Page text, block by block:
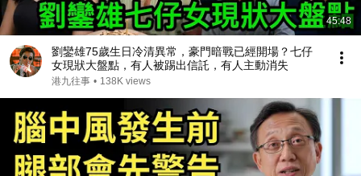
45:48
劉鑾雄75歲生日冷清異常，豪門暗戰已經開場？七仔
女現狀大盤點，有人被踢出信託，有人主動消失
港九往事 • 138K views